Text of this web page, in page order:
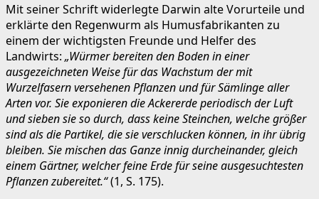
Mit seiner Schrift widerlegte Darwin alte Vorurteile und
erklärte den Regenwurm als Humusfabrikanten zu
einem der wichtigsten Freunde und Helfer des
Landwirts: „Würmer bereiten den Boden in einer
ausgezeichneten Weise für das Wachstum der mit
Wurzelfasern versehenen Pflanzen und für Sämlinge aller
Arten vor. Sie exponieren die Ackererde periodisch der Luft
und sieben sie so durch, dass keine Steinchen, welche größer
sind als die Partikel, die sie verschlucken können, in ihr übrig
bleiben. Sie mischen das Ganze innig durcheinander, gleich
einem Gärtner, welcher feine Erde für seine ausgesuchtesten
Pflanzen zubereitet.“(1, S. 175).